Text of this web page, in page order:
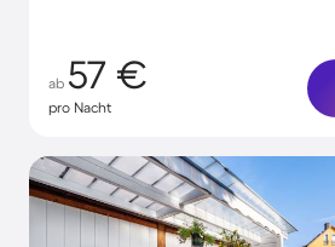
ab 57 €
pro Nacht